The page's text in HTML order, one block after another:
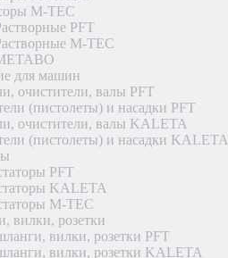
M-TEC
PFT
M-TEC
для машин
очистители, валы PFT
(пистолеты) и насадки PFT
очистители, валы KALETA
(пистолеты) и насадки KALETA
PFT
KALETA
M-TEC
вилки, розетки
вилки, розетки PFT
вилки, розетки KALETA